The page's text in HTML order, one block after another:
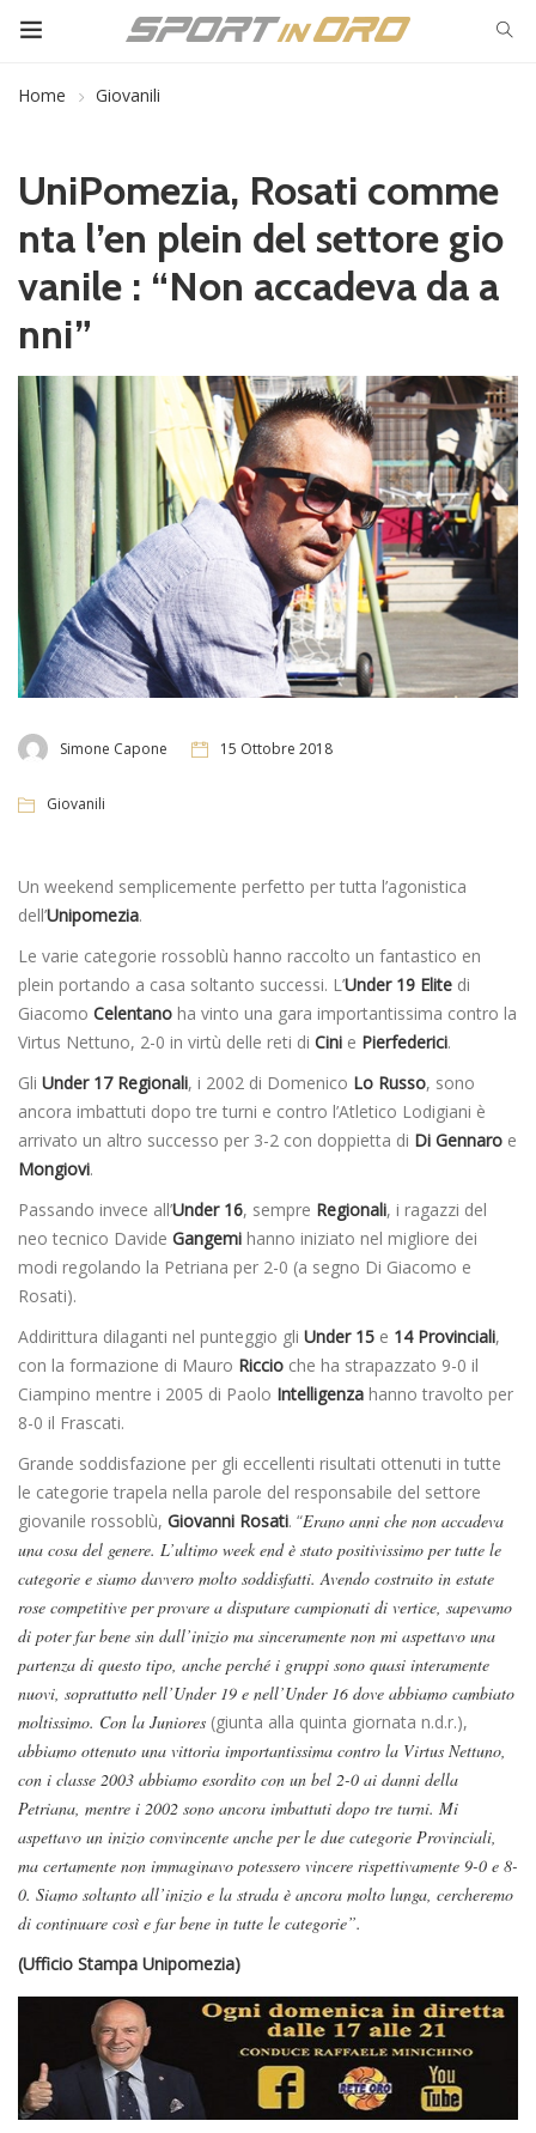
Home Giovanili
UniPomezia, Rosati comme
nta l’en plein del settore gio
vanile : “Non accadeva da a
nni”
Simone Capone 15 Ottobre 2018
Giovanili
Un weekend semplicemente perfetto per tutta l’agonistica
dell’Unipomezia.
Le varie categorie rossoblù hanno raccolto un fantastico en
plein portando a casa soltanto successi. L’Under 19 Elite di
Giacomo Celentano ha vinto una gara importantissima contro la
Virtus Nettuno, 2-0 in virtù delle reti di Cini e Pierfederici.
Gli Under 17 Regionali, i 2002 di Domenico Lo Russo, sono
ancora imbattuti dopo tre turni e contro l’Atletico Lodigiani è
arrivato un altro successo per 3-2 con doppietta di Di Gennaro e
Mongiovi.
Passando invece all’Under 16, sempre Regionali, i ragazzi del
neo tecnico Davide Gangemi hanno iniziato nel migliore dei
modi regolando la Petriana per 2-0 (a segno Di Giacomo e
Rosati).
Addirittura dilaganti nel punteggio gli Under 15 e 14 Provinciali,
con la formazione di Mauro Riccio che ha strapazzato 9-0 il
Ciampino mentre i 2005 di Paolo Intelligenza hanno travolto per
8-0 il Frascati.
Grande soddisfazione per gli eccellenti risultati ottenuti in tutte
le categorie trapela nella parole del responsabile del settore
giovanile rossoblù, Giovanni Rosati. “Erano anni che non accadeva
una cosa del genere. L’ultimo week end è stato positivissimo per tutte le
categorie e siamo davvero molto soddisfatti. Avendo costruito in estate
rose competitive per provare a disputare campionati di vertice, sapevamo
di poter far bene sin dall’inizio ma sinceramente non mi aspettavo una
partenza di questo tipo, anche perché i gruppi sono quasi interamente
nuovi, soprattutto nell’Under 19 e nell’Under 16 dove abbiamo cambiato
moltissimo. Con la Juniores (giunta alla quinta giornata n.d.r.),
abbiamo ottenuto una vittoria importantissima contro la Virtus Nettuno,
con i classe 2003 abbiamo esordito con un bel 2-0 ai danni della
Petriana, mentre i 2002 sono ancora imbattuti dopo tre turni. Mi
aspettavo un inizio convincente anche per le due categorie Provinciali,
ma certamente non immaginavo potessero vincere rispettivamente 9-0 e 8-
0. Siamo soltanto all’inizio e la strada è ancora molto lunga, cercheremo
di continuare così e far bene in tutte le categorie”.
(Ufficio Stampa Unipomezia)